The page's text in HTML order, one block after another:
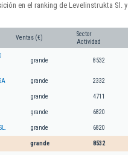
en el ranking de Levelinstrukta Sl. y
Ventas (€)
Sector
Actividad
grande 8532
grande 2332
grande 4711
grande 6820
grande 6820
grande 8532